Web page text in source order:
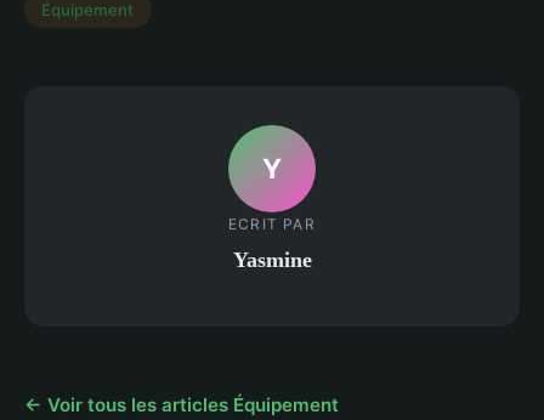
Équipement
Y
ECRIT PAR
Yasmine
← Voir tous les articles Équipement